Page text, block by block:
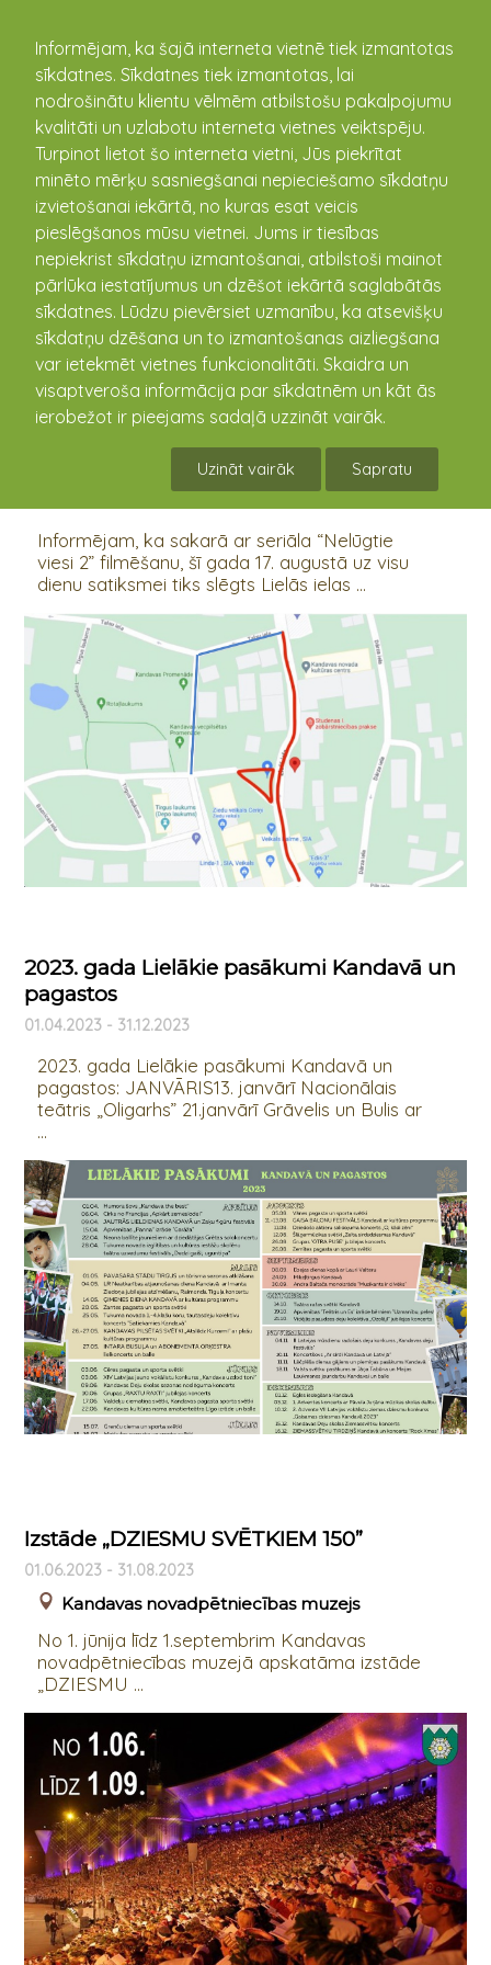
Informējam, ka šajā interneta vietnē tiek izmantotas
sīkdatnes. Sīkdatnes tiek izmantotas, lai
nodrošinātu klientu vēlmēm atbilstošu pakalpojumu
kvalitāti un uzlabotu interneta vietnes veiktspēju.
Turpinot lietot šo interneta vietni, Jūs piekrītat
minēto mērķu sasniegšanai nepieciešamo sīkdatņu
izvietošanai iekārtā, no kuras esat veicis
pieslēgšanos mūsu vietnei. Jums ir tiesības
nepiekrist sīkdatņu izmantošanai, atbilstoši mainot
pārlūka iestatījumus un dzēšot iekārtā saglabātās
sīkdatnes. Lūdzu pievērsiet uzmanību, ka atsevišķu
sīkdatņu dzēšana un to izmantošanas aizliegšana
var ietekmēt vietnes funkcionalitāti. Skaidra un
visaptveroša informācija par sīkdatnēm un kāt ās
ierobežot ir pieejams sadaļā uzzināt vairāk.
Uzināt vairāk Sapratu
kandava.lv
PASĀKUMU
KALENDĀRS
Par satiksmes ierobežojumiem Lielā ielā
Kandavā 17. augustā
Informējam, ka sakarā ar seriāla “Nelūgtie
viesi 2” filmēšanu, šī gada 17. augustā uz visu
dienu satiksmei tiks slēgts Lielās ielas ...
2023. gada Lielākie pasākumi Kandavā un
pagastos
01.04.2023 - 31.12.2023
2023. gada Lielākie pasākumi Kandavā un
pagastos: JANVĀRIS13. janvārī Nacionālais
teātris „Oligarhs” 21.janvārī Grāvelis un Bulis ar
...
Izstāde „DZIESMU SVĒTKIEM 150”
01.06.2023 - 31.08.2023
Kandavas novadpētniecības muzejs
No 1. jūnija līdz 1.septembrim Kandavas
novadpētniecības muzejā apskatāma izstāde
„DZIESMU ...